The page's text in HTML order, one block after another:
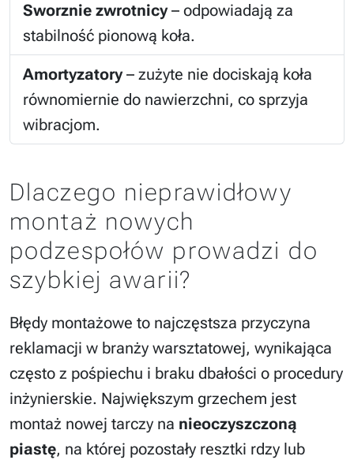
Sworznie zwrotnicy – odpowiadają za
stabilność pionową koła.
Amortyzatory – zużyte nie dociskają koła
równomiernie do nawierzchni, co sprzyja
wibracjom.
Dlaczego nieprawidłowy
montaż nowych
podzespołów prowadzi do
szybkiej awarii?
Błędy montażowe to najczęstsza przyczyna
reklamacji w branży warsztatowej, wynikająca
często z pośpiechu i braku dbałości o procedury
inżynierskie. Największym grzechem jest
montaż nowej tarczy na nieoczyszczoną
piastę, na której pozostały resztki rdzy lub